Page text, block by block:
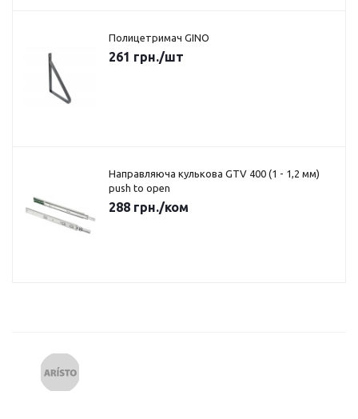
Полицетримач GINO
261 грн./шт
Направляюча кулькова GTV 400 (1 - 1,2 мм)
push to open
288 грн./ком